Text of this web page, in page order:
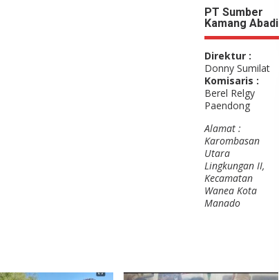
PT Sumber
Kamang Abadi
Direktur :
Donny Sumilat
Komisaris :
Berel Relgy
Paendong
Alamat :
Karombasan
Utara
Lingkungan II,
Kecamatan
Wanea Kota
Manado